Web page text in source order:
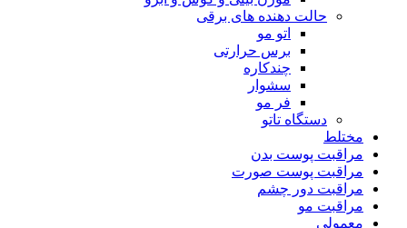
حالت دهنده های برقی
اتو مو
برس حرارتی
چندکاره
سشوار
فر مو
دستگاه تاتو
مختلط
مراقبت پوست بدن
مراقبت پوست صورت
مراقبت دور چشم
مراقبت مو
معمولی